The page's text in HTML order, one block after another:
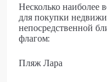
Несколько наиболее
для покупки
непосредственной
флагом:
Пляж Лара